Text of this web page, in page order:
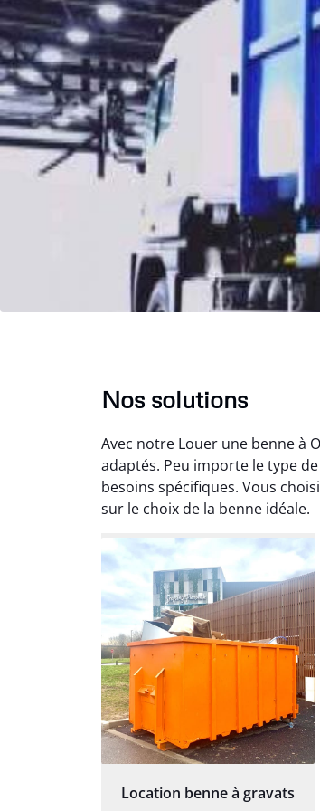
Nos solutions
Avec notre Louer une benne à
adaptés. Peu importe le type
besoins spécifiques. Vous
sur le choix de la benne idéale.
Location benne à gravats